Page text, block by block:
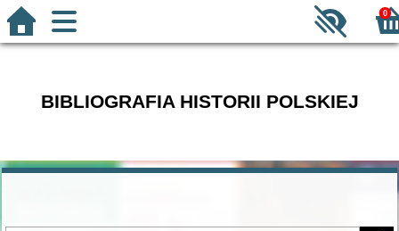
0
BIBLIOGRAFIA HISTORII POLSKIEJ